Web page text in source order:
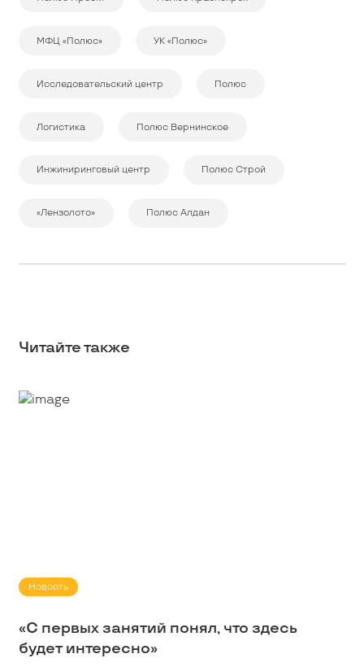
МФЦ «Полюс» УК «Полюс»
Исследовательский центр Полюс
Логистика Полюс Вернинское
Инжиниринговый центр Полюс Строй
«Лензолото» Полюс Алдан
Читайте также
Новость
«С первых занятий понял, что здесь
будет интересно»